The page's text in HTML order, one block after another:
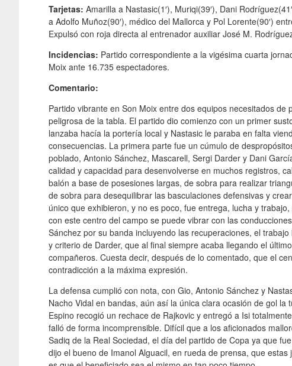
Tarjetas: Amarilla a Nastasic(1′), Muriqi(39′), Dani
a Adolfo Muñoz(90′), médico del Mallorca y Pol Lorente(90′)
Expulsó con roja directa al entrenador auxiliar José M.
Incidencias: Partido correspondiente a la vigésima cuarta
Moix ante 16.735 espectadores.
Comentario:
Partido vibrante en Son Moix entre dos equipos necesitados
peligrosa de la tabla. El partido dio comienzo con un primer
lanzaba hacía la portería local y Nastasic le paraba en falta
consecuencias. La primera parte fue un cúmulo de
poblado, Antonio Sánchez, Mascarell, Sergi Darder y Dani
calidad y capacidad para desenvolverse en muchos registros,
balón a base de posesiones largas, de sobra para realizar
de sobra para desequilibrar las basculaciones defensivas y
único que exhibieron, y no es poco, fue entrega, lucha y
con este centro del campo se puede vibrar con las
Sánchez por su banda incluyendo las recuperaciones, el
y criterio de Darder, que al final siempre acaba llegando el
compañeros. Cuesta decir, después de lo comentado, que el
contradicción a la máxima expresión.
La defensa cumplió con nota, con Gio, Antonio Sánchez y
Nacho Vidal en bandas, aún así la única clara ocasión de gol
Espino recogió un rechace de Rajkovic y entregó a Isi
falló de forma incomprensible. Difícil que a los aficionados
Sadiq de la Real Sociedad, el día del partido de Copa ya que
dijo el bueno de Imanol Alguacil, en rueda de prensa, que